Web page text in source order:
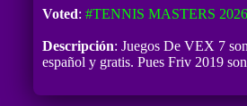
Voted: #TENNIS MASTERS 2026
Descripción: Juegos De VEX 7
español y gratis. Pues Friv 2019